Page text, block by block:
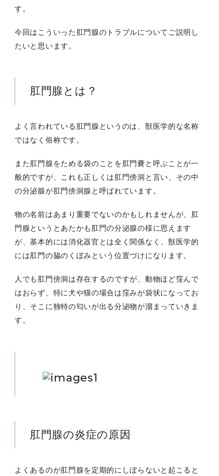
す。
今回はこういった肛門腺のトラブルについてご説明し
たいと思います。
肛門腺とは？
よく言われている肛門腺というのは、獣医学的な名称
ではなく俗称です。
また肛門腺をためる袋のことを肛門嚢と呼ぶことが一
般的ですが、これも正しくは肛門傍洞と言い、その中
の分泌腺が肛門傍洞腺と呼ばれています。
物の名前はあまり重要でないのかもしれませんが、肛
門腺というとあたかも肛門の分泌腺の様に思えます
が、基本的には消化器官とは全く関係なく、獣医学的
には肛門の脇のくぼみという位置づけになります。
人でも肛門傍洞は存在するのですが、動物ほど窪んで
はおらず、特に犬や猫の場合は窪みが袋状になってお
り、そこに独特の匂いが出る分泌物が溜まっていきま
す。
肛門腺の炎症の原因
よくあるのが肛門腺を定期的にしぼらないと起こると